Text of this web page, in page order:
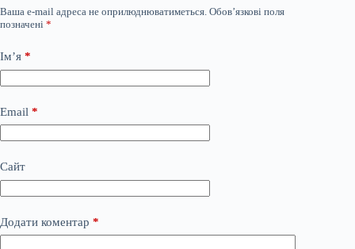
Ваша e-mail адреса не оприлюднюватиметься. Обов’язкові поля
позначені *
Ім’я *
Email *
Сайт
Додати коментар *